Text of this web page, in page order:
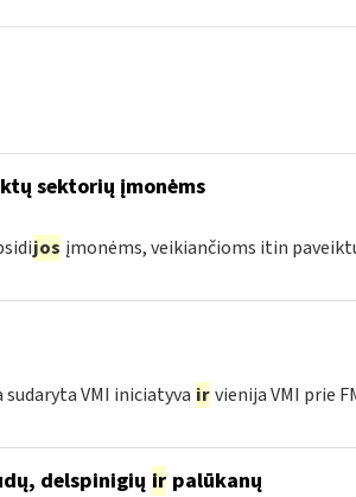
sektorių įmonėms
jos įmonėms, veikiančioms itin
VMI iniciatyva ir vienija VMI prie
delspinigių irpalūkanų